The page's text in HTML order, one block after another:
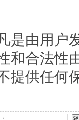
是由用户
和合法性
提供任何